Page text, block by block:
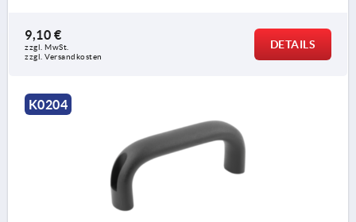
9,10 €
zzgl. MwSt.
zzgl. Versandkosten
DETAILS
K0204